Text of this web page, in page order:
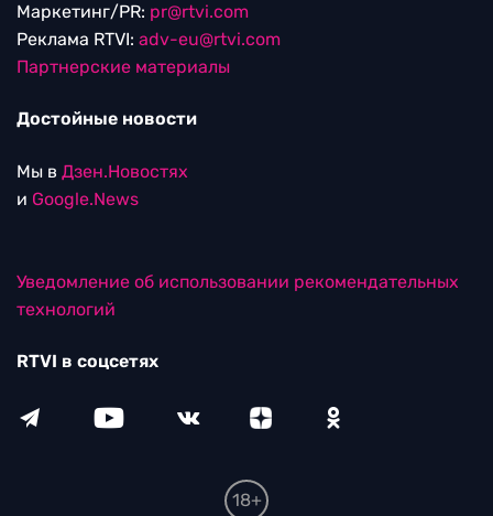
Маркетинг/PR: pr@rtvi.com
Реклама RTVI: adv-eu@rtvi.com
Партнерские материалы
Достойные новости
Мы в Дзен.Новостях
и Google.News
Уведомление об использовании рекомендательных
технологий
RTVI в соцсетях
18+